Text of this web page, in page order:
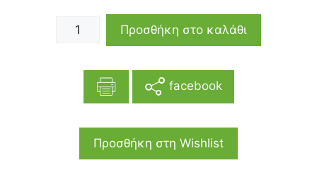
Προσθήκη στο καλάθι
facebook
Προσθήκη στη Wishlist